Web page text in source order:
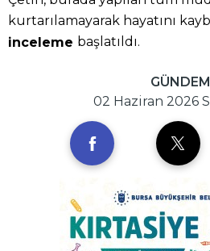
kurtarılamayarak hayatını
inceleme başlatıldı.
GÜNDEM
02 Haziran 2026